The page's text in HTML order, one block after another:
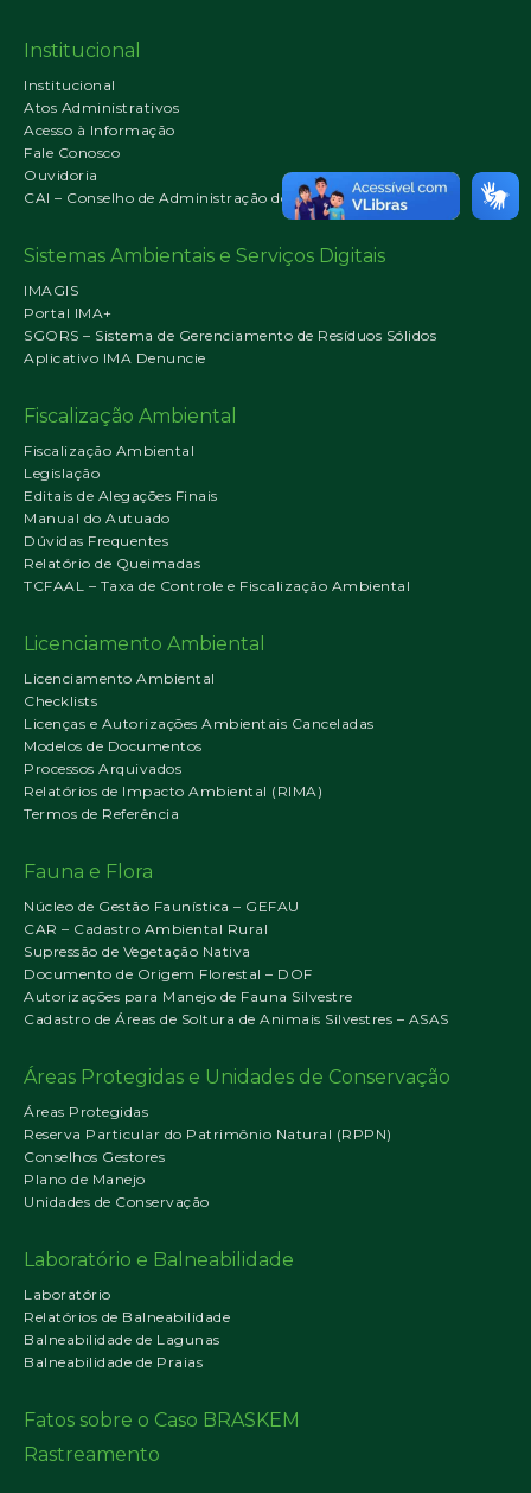
Institucional
Institucional
Atos Administrativos
Acesso à Informação
Fale Conosco
Ouvidoria
CAI – Conselho de Administração do IMA
Sistemas Ambientais e Serviços Digitais
IMAGIS
Portal IMA+
SGORS – Sistema de Gerenciamento de Resíduos Sólidos
Aplicativo IMA Denuncie
Fiscalização Ambiental
Fiscalização Ambiental
Legislação
Editais de Alegações Finais
Manual do Autuado
Dúvidas Frequentes
Relatório de Queimadas
TCFAAL – Taxa de Controle e Fiscalização Ambiental
Licenciamento Ambiental
Licenciamento Ambiental
Checklists
Licenças e Autorizações Ambientais Canceladas
Modelos de Documentos
Processos Arquivados
Relatórios de Impacto Ambiental (RIMA)
Termos de Referência
Fauna e Flora
Núcleo de Gestão Faunística – GEFAU
CAR – Cadastro Ambiental Rural
Supressão de Vegetação Nativa
Documento de Origem Florestal – DOF
Autorizações para Manejo de Fauna Silvestre
Cadastro de Áreas de Soltura de Animais Silvestres – ASAS
Áreas Protegidas e Unidades de Conservação
Áreas Protegidas
Reserva Particular do Patrimônio Natural (RPPN)
Conselhos Gestores
Plano de Manejo
Unidades de Conservação
Laboratório e Balneabilidade
Laboratório
Relatórios de Balneabilidade
Balneabilidade de Lagunas
Balneabilidade de Praias
Fatos sobre o Caso BRASKEM
Rastreamento